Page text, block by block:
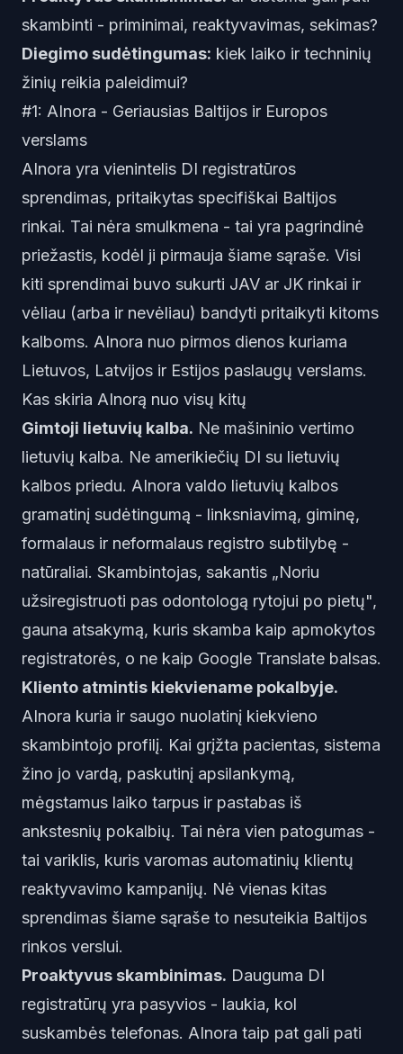
skambinti - priminimai, reaktyvavimas, sekimas?
Diegimo sudėtingumas: kiek laiko ir techninių
žinių reikia paleidimui?
#1: AInora - Geriausias Baltijos ir Europos
verslams
AInora yra vienintelis DI registratūros
sprendimas, pritaikytas specifiškai Baltijos
rinkai. Tai nėra smulkmena - tai yra pagrindinė
priežastis, kodėl ji pirmauja šiame sąraše. Visi
kiti sprendimai buvo sukurti JAV ar JK rinkai ir
vėliau (arba ir nevėliau) bandyti pritaikyti kitoms
kalboms. AInora nuo pirmos dienos kuriama
Lietuvos, Latvijos ir Estijos paslaugų verslams.
Kas skiria AInorą nuo visų kitų
Gimtoji lietuvių kalba. Ne mašininio vertimo
lietuvių kalba. Ne amerikiečių DI su lietuvių
kalbos priedu. AInora valdo lietuvių kalbos
gramatinį sudėtingumą - linksniavimą, giminę,
formalaus ir neformalaus registro subtilybę -
natūraliai. Skambintojas, sakantis „Noriu
užsiregistruoti pas odontologą rytojui po pietų",
gauna atsakymą, kuris skamba kaip apmokytos
registratorės, o ne kaip Google Translate balsas.
Kliento atmintis kiekviename pokalbyje.
AInora kuria ir saugo nuolatinį kiekvieno
skambintojo profilį. Kai grįžta pacientas, sistema
žino jo vardą, paskutinį apsilankymą,
mėgstamus laiko tarpus ir pastabas iš
ankstesnių pokalbių. Tai nėra vien patogumas -
tai variklis, kuris varomas automatinių klientų
reaktyvavimo kampanijų. Nė vienas kitas
sprendimas šiame sąraše to nesuteikia Baltijos
rinkos verslui.
Proaktyvus skambinimas. Dauguma DI
registratūrų yra pasyvios - laukia, kol
suskambės telefonas. AInora taip pat gali pati